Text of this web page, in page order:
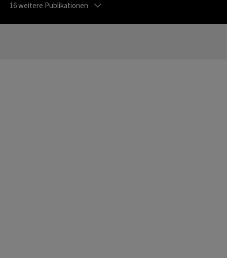
16weitere Publikationen